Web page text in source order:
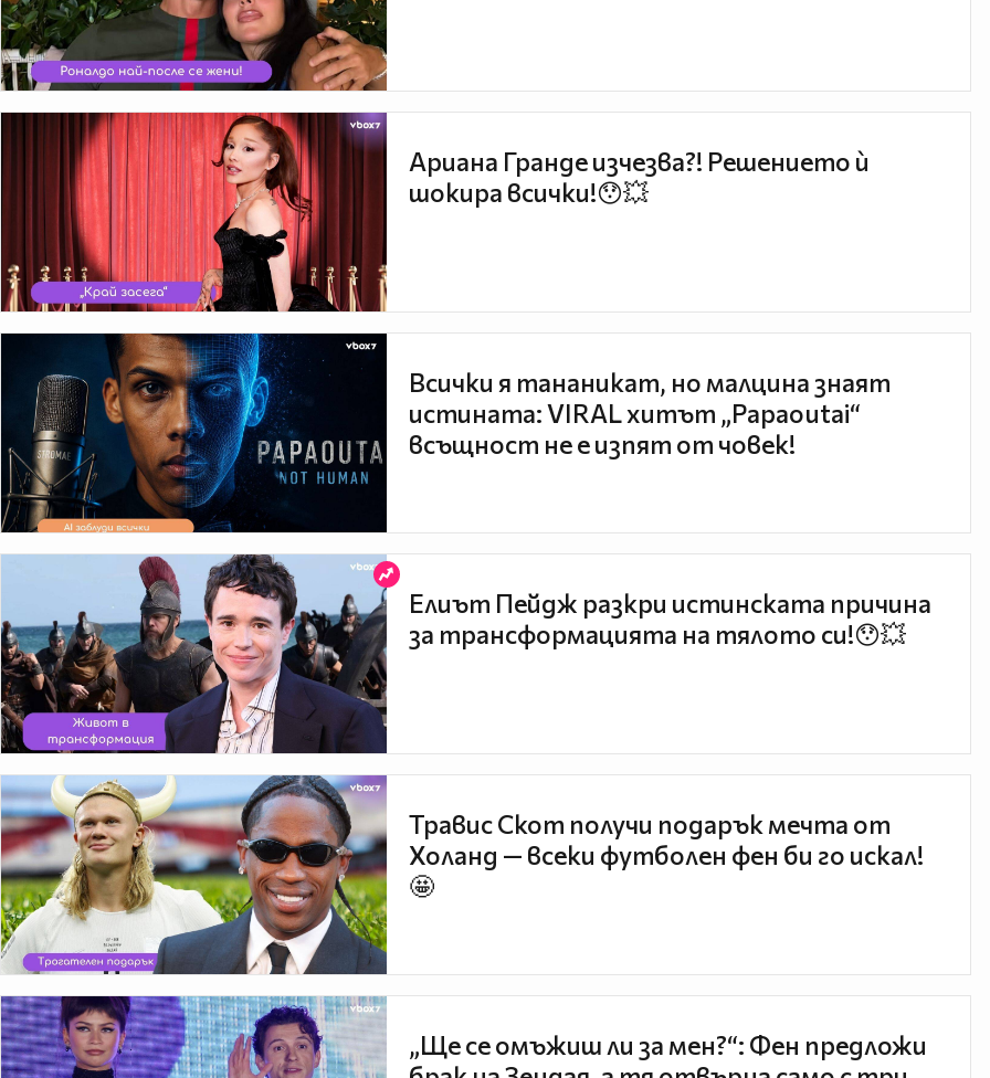
Ариана Гранде изчезва?! Решението ѝ
шокира всички!😯💥
Всички я тананикат, но малцина знаят
истината: VIRAL хитът „Papaoutai“
всъщност не е изпят от човек!
Елиът Пейдж разкри истинската причина
за трансформацията на тялото си!😯💥
Травис Скот получи подарък мечта от
Холанд — всеки футболен фен би го искал!
🤩
„Ще се омъжиш ли за мен?“: Фен предложи